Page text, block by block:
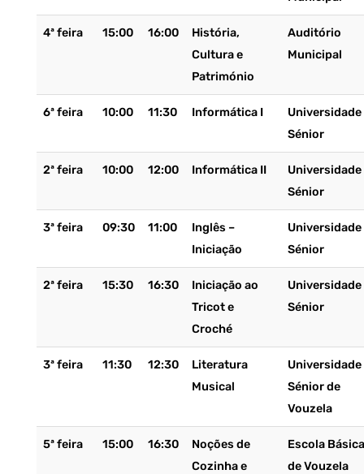
4ª feira 15:00 16:00
História,
Cultura e
Património
Auditório
Municipal
6ª feira 10:00 11:30 Informática I
Universidade
Sénior
2ª feira 10:00 12:00 Informática II
Universidade
Sénior
3ª feira 09:30 11:00
Inglês –
Iniciação
Universidade
Sénior
2ª feira 15:30 16:30
Iniciação ao
Tricot e
Croché
Universidade
Sénior
3ª feira 11:30 12:30
Literatura
Musical
Universidade
Sénior de
Vouzela
5ª feira 15:00 16:30
Noções de
Cozinha e
Escola Básica
de Vouzela